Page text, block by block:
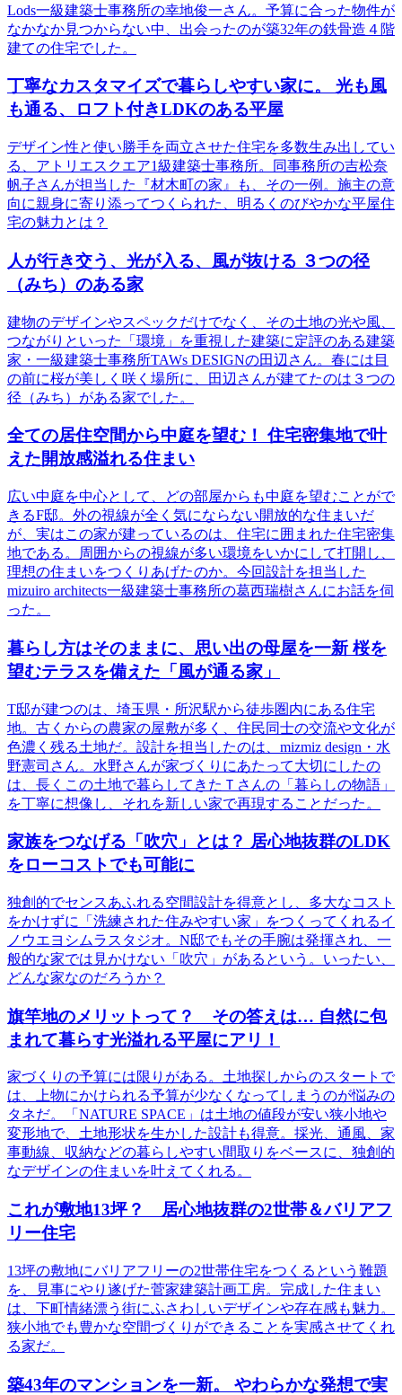
Lods一級建築士事務所の幸地俊一さん。予算に合った物件が
なかなか見つからない中、出会ったのが築32年の鉄骨造４階
建ての住宅でした。
丁寧なカスタマイズで暮らしやすい家に。 光も風
も通る、ロフト付きLDKのある平屋
デザイン性と使い勝手を両立させた住宅を多数生み出してい
る、アトリエスクエア1級建築士事務所。同事務所の吉松奈
帆子さんが担当した『材木町の家』も、その一例。施主の意
向に親身に寄り添ってつくられた、明るくのびやかな平屋住
宅の魅力とは？
人が行き交う、光が入る、風が抜ける ３つの径
（みち）のある家
建物のデザインやスペックだけでなく、その土地の光や風、
つながりといった「環境」を重視した建築に定評のある建築
家・一級建築士事務所TAWs DESIGNの田辺さん。春には目
の前に桜が美しく咲く場所に、田辺さんが建てたのは３つの
径（みち）がある家でした。
全ての居住空間から中庭を望む！ 住宅密集地で叶
えた開放感溢れる住まい
広い中庭を中心として、どの部屋からも中庭を望むことがで
きるF邸。外の視線が全く気にならない開放的な住まいだ
が、実はこの家が建っているのは、住宅に囲まれた住宅密集
地である。周囲からの視線が多い環境をいかにして打開し、
理想の住まいをつくりあげたのか。今回設計を担当した
mizuiro architects一級建築士事務所の葛西瑞樹さんにお話を伺
った。
暮らし方はそのままに、思い出の母屋を一新 桜を
望むテラスを備えた「風が通る家」
T邸が建つのは、埼玉県・所沢駅から徒歩圏内にある住宅
地。古くからの農家の屋敷が多く、住民同士の交流や文化が
色濃く残る土地だ。設計を担当したのは、mizmiz design・水
野憲司さん。水野さんが家づくりにあたって大切にしたの
は、長くこの土地で暮らしてきたＴさんの「暮らしの物語」
を丁寧に想像し、それを新しい家で再現することだった。
家族をつなげる「吹穴」とは？ 居心地抜群のLDK
をローコストでも可能に
独創的でセンスあふれる空間設計を得意とし、多大なコスト
をかけずに「洗練された住みやすい家」をつくってくれるイ
ノウエヨシムラスタジオ。N邸でもその手腕は発揮され、一
般的な家では見かけない「吹穴」があるという。いったい、
どんな家なのだろうか？
旗竿地のメリットって？ その答えは… 自然に包
まれて暮らす光溢れる平屋にアリ！
家づくりの予算には限りがある。土地探しからのスタートで
は、上物にかけられる予算が少なくなってしまうのが悩みの
タネだ。「NATURE SPACE」は土地の値段が安い狭小地や
変形地で、土地形状を生かした設計も得意。採光、通風、家
事動線、収納などの暮らしやすい間取りをベースに、独創的
なデザインの住まいを叶えてくれる。
これが敷地13坪？ 居心地抜群の2世帯＆バリアフ
リー住宅
13坪の敷地にバリアフリーの2世帯住宅をつくるという難題
を、見事にやり遂げた菅家建築計画工房。完成した住まい
は、下町情緒漂う街にふさわしいデザインや存在感も魅力。
狭小地でも豊かな空間づくりができることを実感させてくれ
る家だ。
築43年のマンションを一新。 やわらかな発想で実